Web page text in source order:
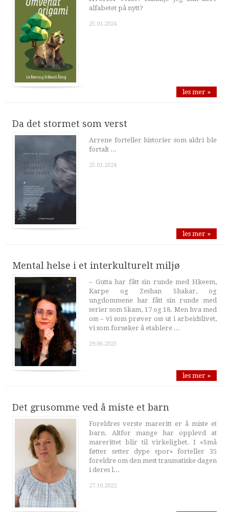
alfabetet på nytt?
25.01.2024
les mer »
Da det stormet som verst
Arrene forteller historier som aldri ble
fortalt ...
25.01.2024
les mer »
Mental helse i et interkulturelt miljø
– Gutta har fått sin runde med Hkeem,
Karpe og Zeshan Shakar, og
ungdommene har fått sin runde med
serier som Skam, 17 og 18. Men hva med
oss – vi som prøver oss ut i arbeidslivet,
vi som forsøker å etablere ...
29.06.2023
les mer »
Det grusomme ved å miste et barn
Foreldres verste mareritt er å miste et
barn. Altfor mange har opplevd at
marerittet blir til virkelighet. I «Små
føtter setter dype spor» forteller 35
foreldre om den mest traumatiske dagen
i deres l...
27.10.2022